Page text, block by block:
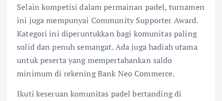
Selain kompetisi dalam permainan padel, turnamen
ini juga mempunyai Community Supporter Award.
Kategori ini diperuntukkan bagi komunitas paling
solid dan penuh semangat. Ada juga hadiah utama
untuk peserta yang mempertahankan saldo
minimum di rekening Bank Neo Commerce.
Ikuti keseruan komunitas padel bertanding di